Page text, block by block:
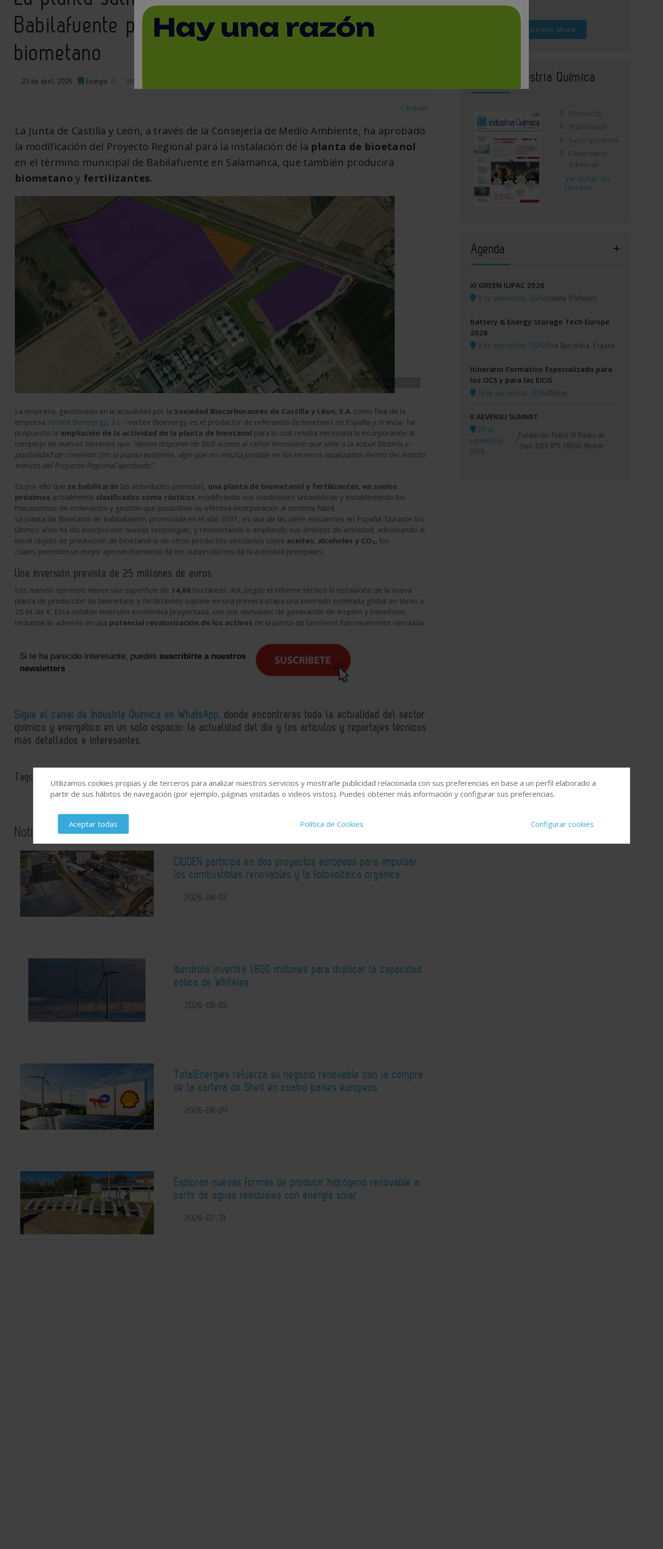
Babilafuente producirá también fertilizantes y
biometano
23 de abril, 2025 Energía 0 XML
< Volver
La Junta de Castilla y León, a través de la Consejería de Medio Ambiente, ha aprobado
la modificación del Proyecto Regional para la instalación de la planta de bioetanol
en el término municipal de Babilafuente en Salamanca, que también producirá
biometano y fertilizantes.
‹ ›
La empresa, gestionada en la actualidad por la Sociedad Biocarburantes de Castilla y Léon, S.A. como filial de la
empresa Vertex Bioenergy, S.L. -Vertex Bioenergy es el productor de referencia de bioetanol en España y Francia- ha
propuesto la ampliación de la actividad de la planta de bioetanol para lo cual resulta necesaria la incorporación al
complejo de nuevos terrenos que "deben disponer de fácil acceso al ramal ferroviario que sirve a la actual factoría y
posibilidad de conexión con la planta existente, algo que no resulta posible en los terrenos localizados dentro del ámbito
estricto del Proyecto Regional aprobado".
Es por ello que se habilitarán las actividades previstas, una planta de biometanol y fertilizantes, en suelos
próximos actualmente clasificados como rústicos, modificando sus condiciones urbanísticas y estableciendo los
mecanismos de ordenación y gestión que posibiliten su efectiva incorporación al sistema fabril.
La planta de Bioetanol de Babilafuente, promovida en el año 2001, es una de las siete existentes en España. Durante los
últimos años ha ido incorporado nuevas tecnologías, y reorientando o ampliando sus ámbitos de actividad, adicionando al
inicial objeto de producción de bioetanol la de otros productos vinculados como aceites, alcoholes y CO₂, los
cuales permiten un mejor aprovechamiento de los subproductos de la actividad principales.
Una inversión prevista de 25 millones de euros
Los nuevos terrenos tienen una superficie de 14,86 hectáreas. Así, según el informe técnico la instalación de la nueva
planta de producción de biometano y fertilizantes supone en una primera etapa una inversión estimada global en torno a
25 M. de €. Esta notable inversión económica proyectada, con sus derivadas de generación de empleo y beneficios,
redundarán además en una potencial revalorización de los activos de la planta de bioetanol funcionalmente vinculada.
Si te ha parecido interesante, puedes suscribirte a nuestros
newsletters
Sigue el canal de Industria Química en WhatsApp, donde encontrarás toda la actualidad del sector
químico y energético en un solo espacio: la actualidad del día y los artículos y reportajes técnicos
más detallados e interesantes.
Tags: Energías renovables Fertilizantes Bioetanol Vertex Bioenergy
Noticias relacionadas
CIUDEN participa en dos proyectos europeos para impulsar
los combustibles renovables y la fotovoltaica orgánica
2026-08-07
Iberdrola invertirá 1.800 millones para duplicar la capacidad
eólica de Whitelee
2026-08-05
TotalEnergies refuerza su negocio renovable con la compra
de la cartera de Shell en cuatro países europeos
2026-08-04
Exploran nuevas formas de producir hidrógeno renovable a
partir de aguas residuales con energía solar
2026-07-31
Regístrese ahora
Revista Industria Química
Contacto
Publicidad
Suscripciones
Calendario
Editorial
Ver todas las
revistas
Agenda
XI GREEN IUPAC 2026
8 de septiembre, 2026/Lisboa (Portugal)
Battery & Energy Storage Tech Europe
2026
8 de septiembre, 2026/Fira Barcelona, España
Itinerario Formativo Especializado para
los OCS y para las EICIS
14 de septiembre, 2026/Online
II AEVERSU SUMMIT
29 de
septiembre,
2026
/
Fundación Pablo VI Paseo de
Juan XXIII Nº3 28040 Madrid
Utilizamos cookies propias y de terceros para analizar nuestros servicios y mostrarle publicidad relacionada con sus preferencias en base a un perfil elaborado a
partir de sus hábitos de navegación (por ejemplo, páginas visitadas o videos vistos). Puedes obtener más información y configurar sus preferencias.
Aceptar todas Política de Cookies Configurar cookies